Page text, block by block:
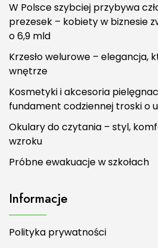
W Polsce szybciej przybywa
prezesek – kobiety w biznesie
o 6,9 mld
Krzesło welurowe – elegancja,
wnętrze
Kosmetyki i akcesoria
fundament codziennej troski o
Okulary do czytania – styl,
wzroku
Próbne ewakuacje w szkołach
Informacje
Polityka prywatności